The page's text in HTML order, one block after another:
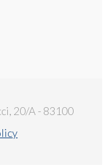
20/A - 83100